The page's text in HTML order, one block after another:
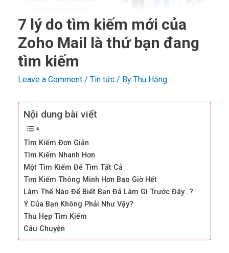
7 lý do tìm kiếm mới của
Zoho Mail là thứ bạn đang
tìm kiếm
Leave a Comment / Tin tức / By Thu Hằng
Nội dung bài viết
Tìm Kiếm Đơn Giản
Tìm Kiếm Nhanh Hơn
Một Tìm Kiếm Để Tìm Tất Cả
Tìm Kiếm Thông Minh Hơn Bao Giờ Hết
Làm Thế Nào Để Biết Bạn Đã Làm Gì Trước Đây…?
Ý Của Bạn Không Phải Như Vậy?
Thu Hẹp Tìm Kiếm
Câu Chuyện